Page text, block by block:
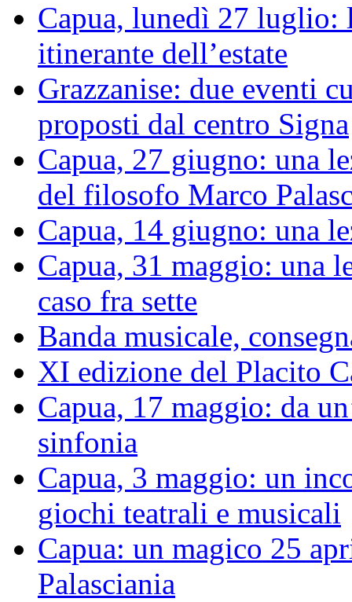
Capua, lunedì 27 luglio:
itinerante dell’estate
Grazzanise: due eventi
proposti dal centro Signa
Capua, 27 giugno: una
del filosofo Marco
Capua, 14 giugno: una
Capua, 31 maggio: una
caso fra sette
Banda musicale,
XI edizione del Placito
Capua, 17 maggio: da
sinfonia
Capua, 3 maggio: un
giochi teatrali e musicali
Capua: un magico 25
Palasciania